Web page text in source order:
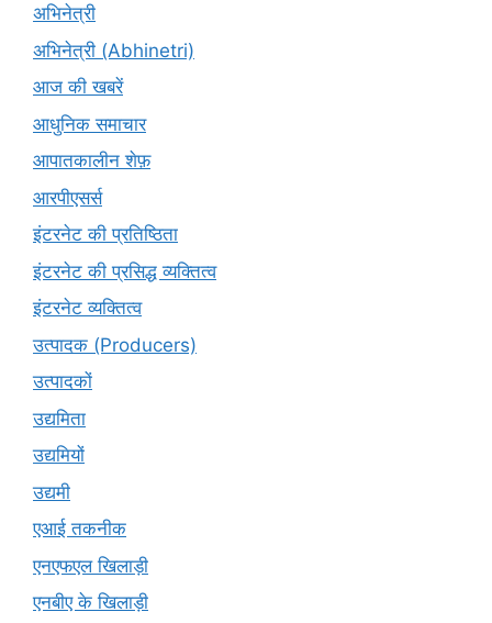
अभिनेत्री
अभिनेत्री (Abhinetri)
आज की खबरें
आधुनिक समाचार
आपातकालीन शेफ़
आरपीएसर्स
इंटरनेट की प्रतिष्ठिता
इंटरनेट की प्रसिद्ध व्यक्तित्व
इंटरनेट व्यक्तित्व
उत्पादक (Producers)
उत्पादकों
उद्यमिता
उद्यमियों
उद्यमी
एआई तकनीक
एनएफएल खिलाड़ी
एनबीए के खिलाड़ी